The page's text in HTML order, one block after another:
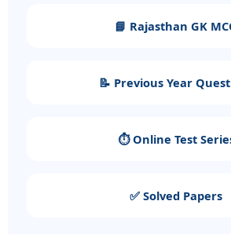
📘 Rajasthan GK
📝 Previous Year
⏱️ Online Test
✅ Solved Papers